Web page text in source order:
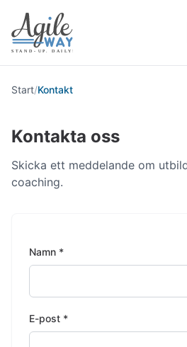
Start/Kontakt
Kontakta oss
Skicka ett meddelande om
coaching.
Namn *
E-post *